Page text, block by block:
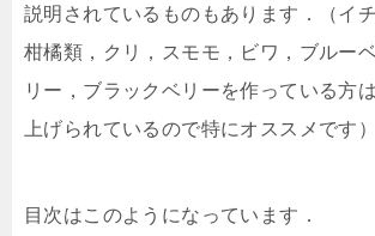
説明されているものもあります．（イ
柑橘類，クリ，スモモ，ビワ，ブルー
リー，ブラックベリーを作っている方
上げられているので特にオススメです）
目次はこのようになっています．